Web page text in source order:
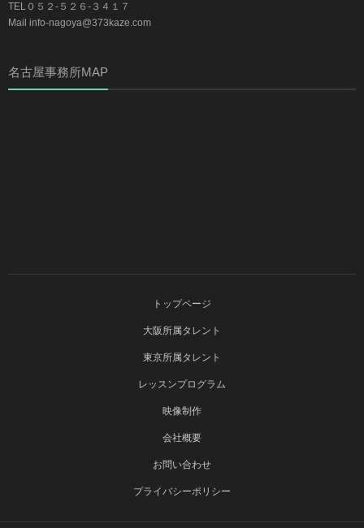
TEL０５２-５２６-３４１７
Mail info-nagoya@373kaze.com
名古屋事務所MAP
トップページ
大阪所属タレント
東京所属タレント
レッスンプログラム
映像制作
会社概要
お問い合わせ
プライバシーポリシー